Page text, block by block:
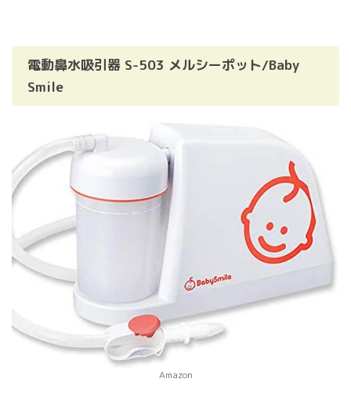
電動鼻水吸引器 S-503 メルシーポット/Baby
Smile
Amazon